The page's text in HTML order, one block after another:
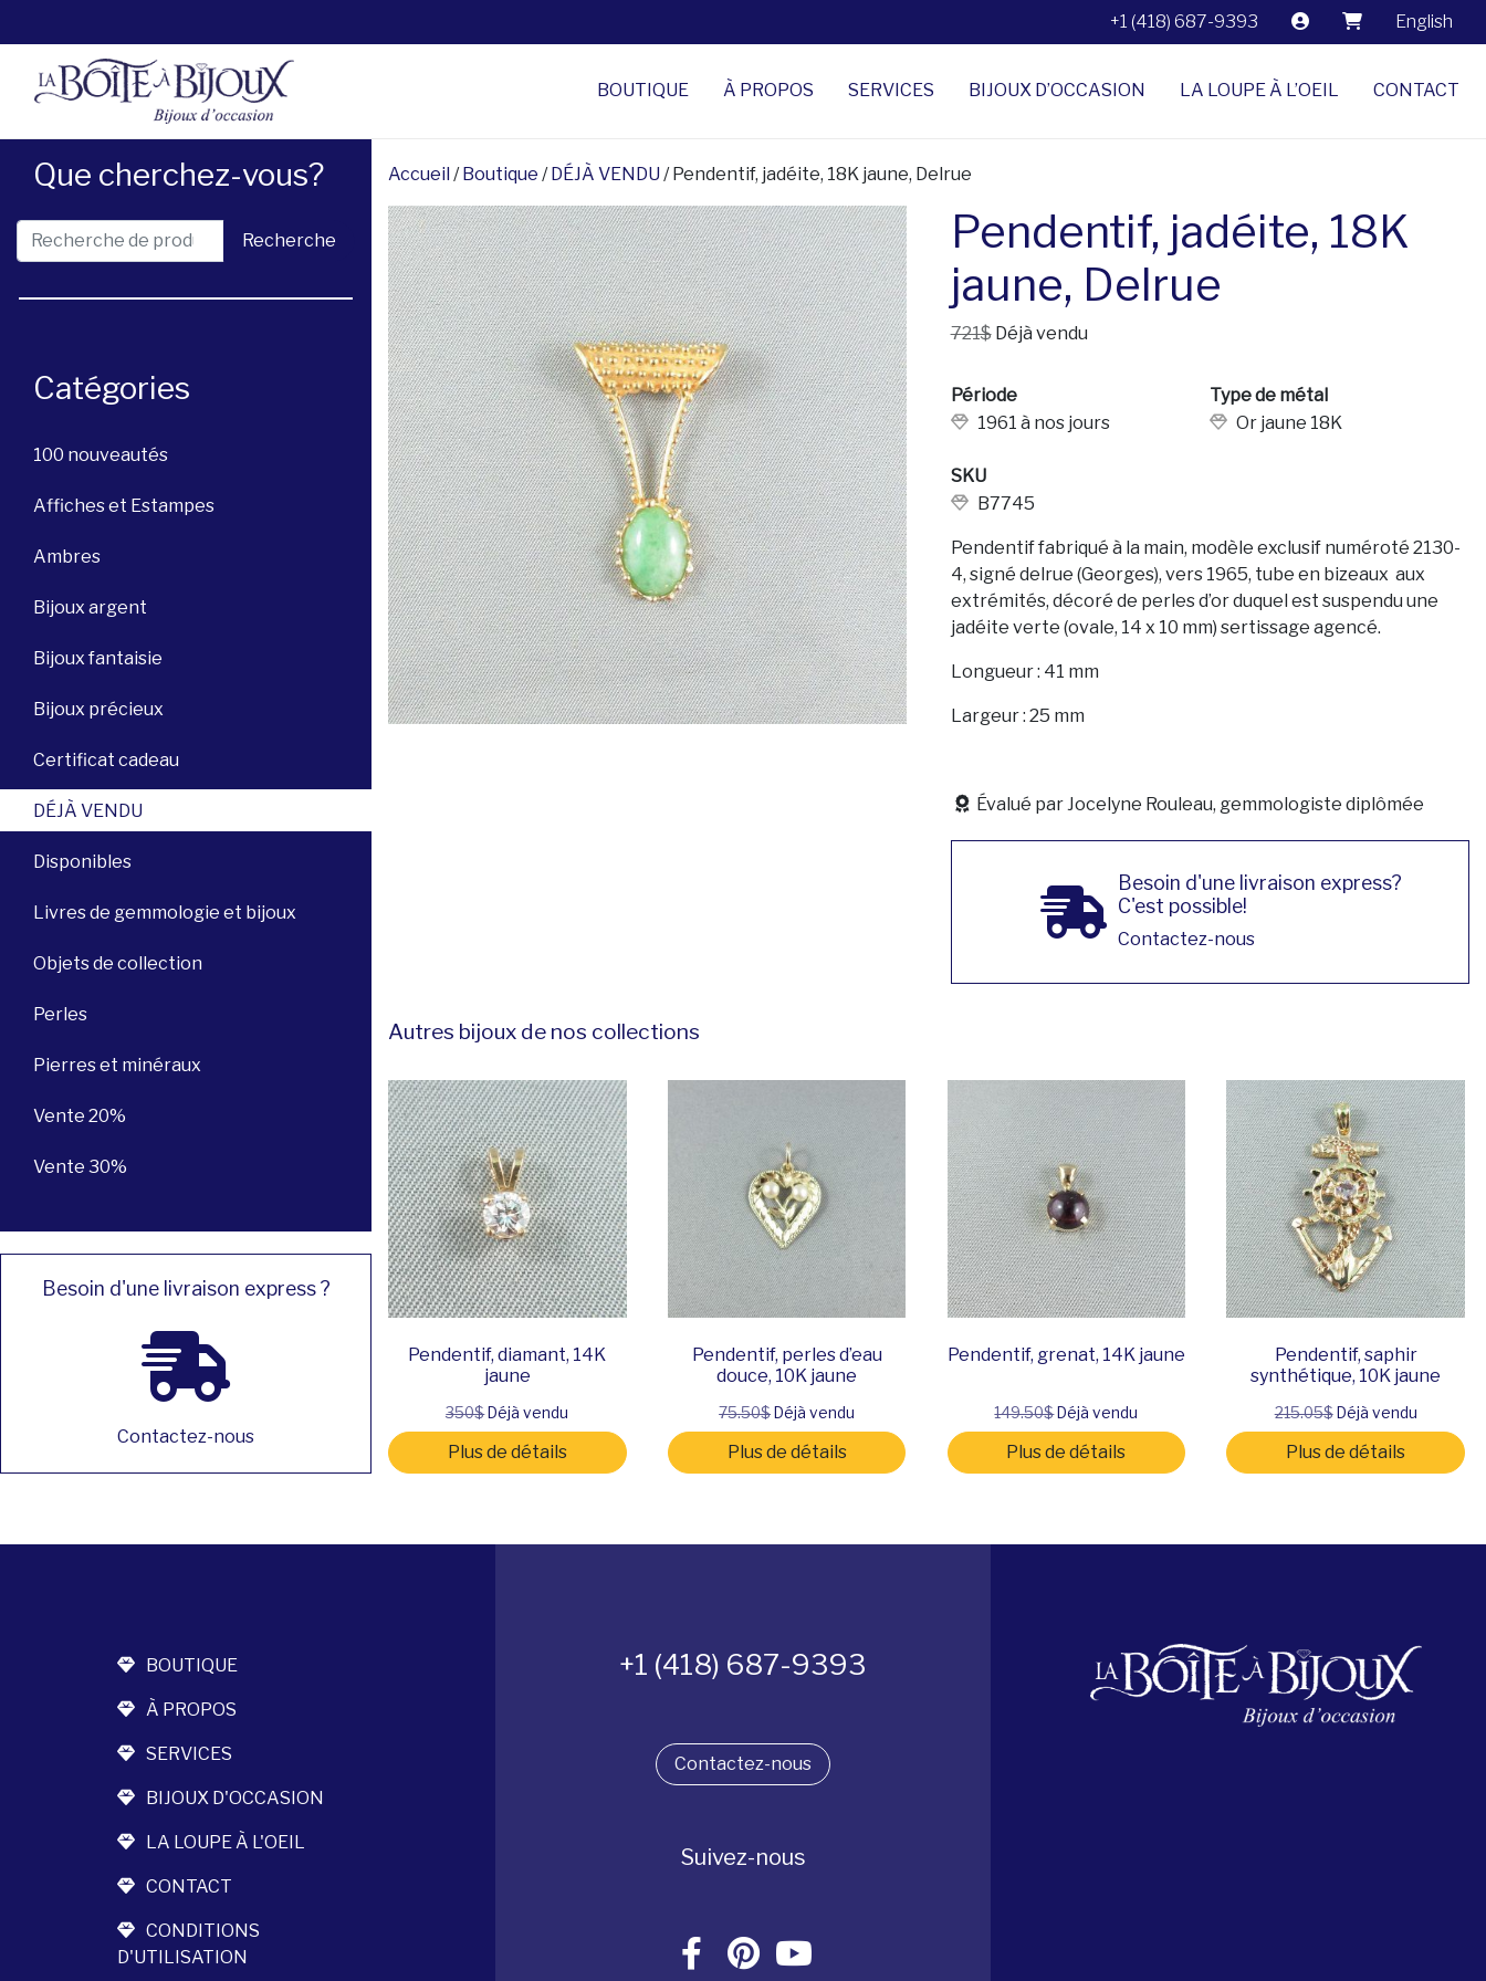
+1 (418) 687-9393 English
BOUTIQUE À PROPOS SERVICES BIJOUX D’OCCASION LA LOUPE À L’OEIL CONTACT
Que cherchez-vous?
Recherche pour : Recherche
Catégories
100 nouveautés
Affiches et Estampes
Ambres
Bijoux argent
Bijoux fantaisie
Bijoux précieux
Certificat cadeau
DÉJÀ VENDU
Disponibles
Livres de gemmologie et bijoux
Objets de collection
Perles
Pierres et minéraux
Vente 20%
Vente 30%
Besoin d'une livraison express ?
Contactez-nous
Accueil /Boutique /DÉJÀ VENDU / Pendentif, jadéite, 18K jaune, Delrue
Pendentif, jadéite, 18K
jaune, Delrue
721$Déjà vendu
Période
1961 à nos jours
Type de métal
Or jaune 18K
SKU
B7745
Pendentif fabriqué à la main, modèle exclusif numéroté 2130-
4, signé delrue (Georges), vers 1965, tube en bizeaux aux
extrémités, décoré de perles d’or duquel est suspendu une
jadéite verte (ovale, 14 x 10 mm) sertissage agencé.
Longueur : 41 mm
Largeur : 25 mm
Évalué par Jocelyne Rouleau, gemmologiste diplômée
Besoin d'une livraison express?
C'est possible!
Contactez-nous
Autres bijoux de nos collections
Pendentif, diamant, 14K
jaune
350$Déjà vendu
Plus de détails
Pendentif, perles d’eau
douce, 10K jaune
75.50$ Déjà vendu
Plus de détails
Pendentif, grenat, 14K jaune
149.50$Déjà vendu
Plus de détails
Pendentif, saphir
synthétique, 10K jaune
215.05$Déjà vendu
Plus de détails
BOUTIQUE
À PROPOS
SERVICES
BIJOUX D'OCCASION
LA LOUPE À L'OEIL
CONTACT
CONDITIONS
D'UTILISATION
+1 (418) 687-9393
Contactez-nous
Suivez-nous